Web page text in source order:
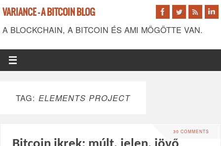
VARIANCE - A BITCOIN BLOG
A BLOCKCHAIN, A BITCOIN ÉS AMI MÖGÖTTE VAN.
TAG: ELEMENTS PROJECT
30 COMMENTS